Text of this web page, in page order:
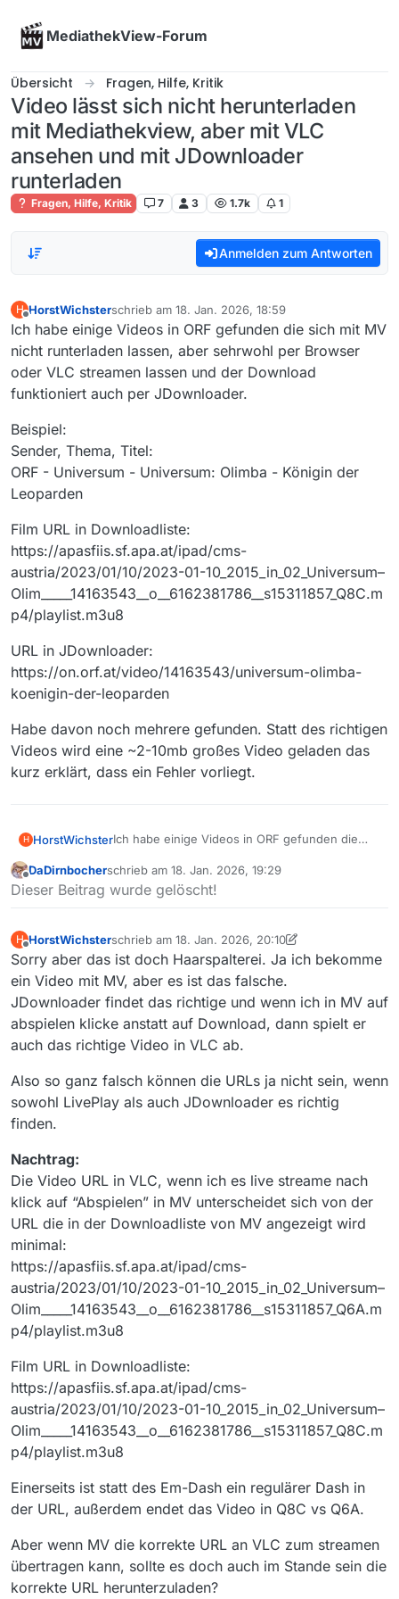
MediathekView-Forum
Übersicht Fragen, Hilfe, Kritik
Video lässt sich nicht herunterladen
mit Mediathekview, aber mit VLC
ansehen und mit JDownloader
runterladen
Fragen, Hilfe, Kritik 7 3 1.7k 1
Anmelden zum Antworten
H
Offline
HorstWichsterschrieb am 18. Jan. 2026, 18:59
zuletzt editiert von
Ich habe einige Videos in ORF gefunden die sich mit MV
nicht runterladen lassen, aber sehrwohl per Browser
oder VLC streamen lassen und der Download
funktioniert auch per JDownloader.
Beispiel:
Sender, Thema, Titel:
ORF - Universum - Universum: Olimba - Königin der
Leoparden
Film URL in Downloadliste:
https://apasfiis.sf.apa.at/ipad/cms-
austria/2023/01/10/2023-01-10_2015_in_02_Universum–
Olim_____14163543__o__6162381786__s15311857_Q8C.m
p4/playlist.m3u8
URL in JDownloader:
https://on.orf.at/video/14163543/universum-olimba-
koenigin-der-leoparden
Habe davon noch mehrere gefunden. Statt des richtigen
Videos wird eine ~2-10mb großes Video geladen das
kurz erklärt, dass ein Fehler vorliegt.
H HorstWichsterIch habe einige Videos in ORF gefunden die
sehrwohl per Browser oder VLC streamen
lassen und der Download funktioniert auch per
Beispiel:
Sender, Thema, Titel:
austria/2023/01/10/2023-01-
10_2015_in_02_Universum–
Olim_____14163543__o__6162381786__s15311857_
Q8C.mp4/playlist.m3u8
URL in JDownloader:
https://on.orf.at/video/14163543/universum-
olimba-koenigin-der-leoparden
Habe davon noch mehrere gefunden. Statt des
richtigen Videos wird eine ~2-10mb großes
Video geladen das kurz erklärt, dass ein Fehler
vorliegt.
Offline
DaDirnbocherschrieb am 18. Jan. 2026, 19:29
zuletzt editiert von
Dieser Beitrag wurde gelöscht!
H
Offline
HorstWichsterschrieb am 18. Jan. 2026, 20:10
zuletzt editiert von HorstWichster
Sorry aber das ist doch Haarspalterei. Ja ich bekomme
ein Video mit MV, aber es ist das falsche.
JDownloader findet das richtige und wenn ich in MV auf
abspielen klicke anstatt auf Download, dann spielt er
auch das richtige Video in VLC ab.
Also so ganz falsch können die URLs ja nicht sein, wenn
sowohl LivePlay als auch JDownloader es richtig
finden.
Nachtrag:
Die Video URL in VLC, wenn ich es live streame nach
klick auf “Abspielen” in MV unterscheidet sich von der
URL die in der Downloadliste von MV angezeigt wird
minimal:
https://apasfiis.sf.apa.at/ipad/cms-
austria/2023/01/10/2023-01-10_2015_in_02_Universum–
Olim_____14163543__o__6162381786__s15311857_Q6A.m
p4/playlist.m3u8
Film URL in Downloadliste:
https://apasfiis.sf.apa.at/ipad/cms-
austria/2023/01/10/2023-01-10_2015_in_02_Universum–
Olim_____14163543__o__6162381786__s15311857_Q8C.m
p4/playlist.m3u8
Einerseits ist statt des Em-Dash ein regulärer Dash in
der URL, außerdem endet das Video in Q8C vs Q6A.
Aber wenn MV die korrekte URL an VLC zum streamen
übertragen kann, sollte es doch auch im Stande sein die
korrekte URL herunterzuladen?